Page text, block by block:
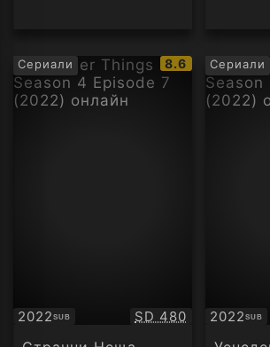
Сериали
IMDb
рейтинг:
8.6
2022SUB
Субтитри Качество:
SD 480
Сериали
2022SUB
Субтитри